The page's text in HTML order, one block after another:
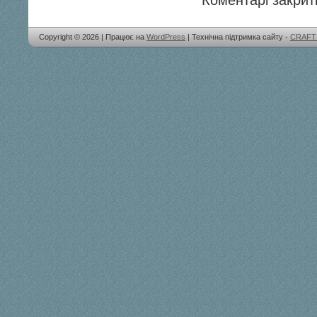
Copyright © 2026 | Працює на WordPress | Технічна підтримка сайту -